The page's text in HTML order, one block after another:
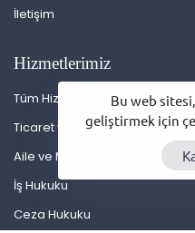
İletişim
Hizmetlerimiz
Tüm Hizmetler
Ticaret ve Şirketler Hukuku
Aile ve Miras Hukuku
İş Hukuku
Ceza Hukuku
Bu web
geliştirmek için